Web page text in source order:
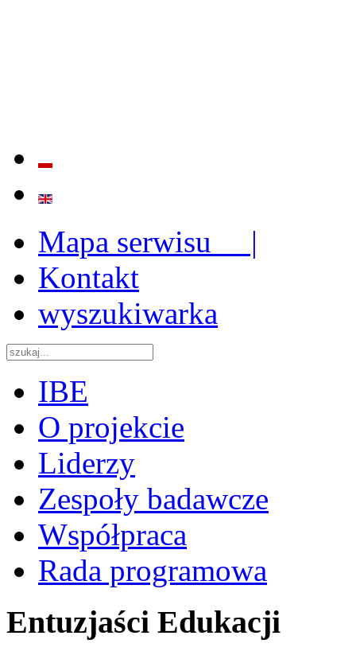
Mapa serwisu |
Kontakt
wyszukiwarka
IBE
O projekcie
Liderzy
Zespoły badawcze
Współpraca
Rada programowa
Entuzjaści Edukacji